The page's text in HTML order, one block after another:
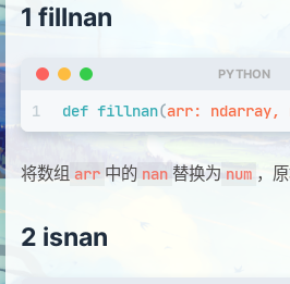
1 fillnan
PYTHON
1 def fillnan(arr: ndarray,
将数组 arr 中的 nan 替换为 num ，
2 isnan